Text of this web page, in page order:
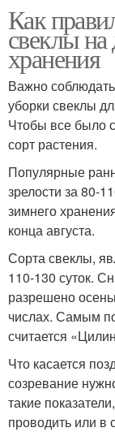
Как
свеклы на
хранения
Важно
уборки свеклы
Чтобы все было
сорт растения.
Популярные
зрелости за 80-
зимнего
конца августа.
Сорта свеклы,
110-130 суток.
разрешено
числах. Самым
считается
Что касается
созревание
такие
проводить или в